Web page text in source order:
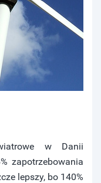
w Danii
zapotrzebowania
lepszy, bo 140%